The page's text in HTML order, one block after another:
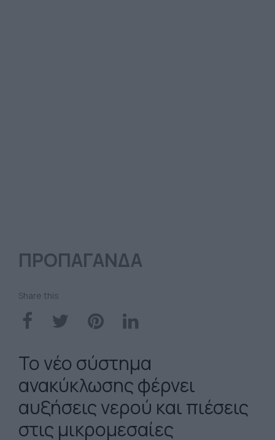
ΠΡΟΠΑΓΑΝΔΑ
Share this
Το νέο σύστημα
ανακύκλωσης φέρνει
αυξήσεις νερού και πιέσεις
στις μικρομεσαίες